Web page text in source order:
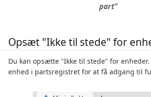
part"
Opsæt "Ikke til stede" for
Du kan opsætte "Ikke til stede" for
enhed i partsregistret for at få adgang til